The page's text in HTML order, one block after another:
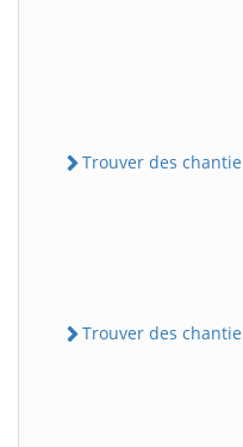
Trouver des
Trouver des